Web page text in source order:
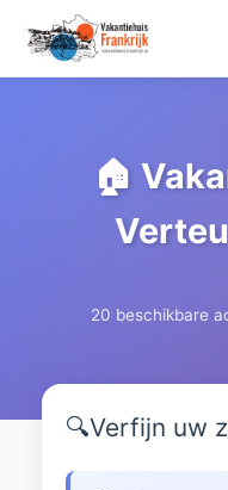
🏠
20 beschikbare
🔍Verfijn uw